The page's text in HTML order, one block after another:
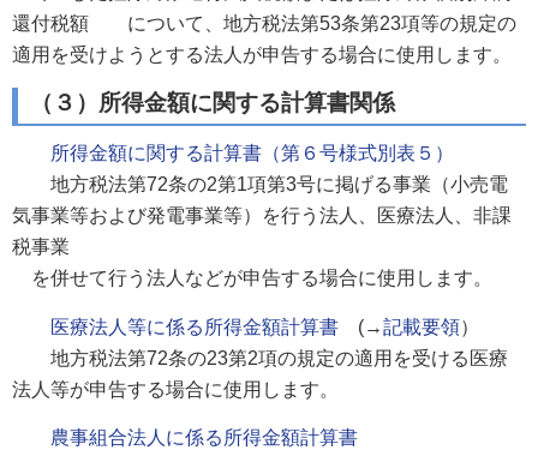
還付税額 について、地方税法第53条第23項等の規定の
適用を受けようとする法人が申告する場合に使用します。
（３）所得金額に関する計算書関係
所得金額に関する計算書（第６号様式別表５）
地方税法第72条の2第1項第3号に掲げる事業（小売電
気事業等および発電事業等）を行う法人、医療法人、非課
税事業
を併せて行う法人などが申告する場合に使用します。
医療法人等に係る所得金額計算書 (→記載要領）
地方税法第72条の23第2項の規定の適用を受ける医療
法人等が申告する場合に使用します。
農事組合法人に係る所得金額計算書